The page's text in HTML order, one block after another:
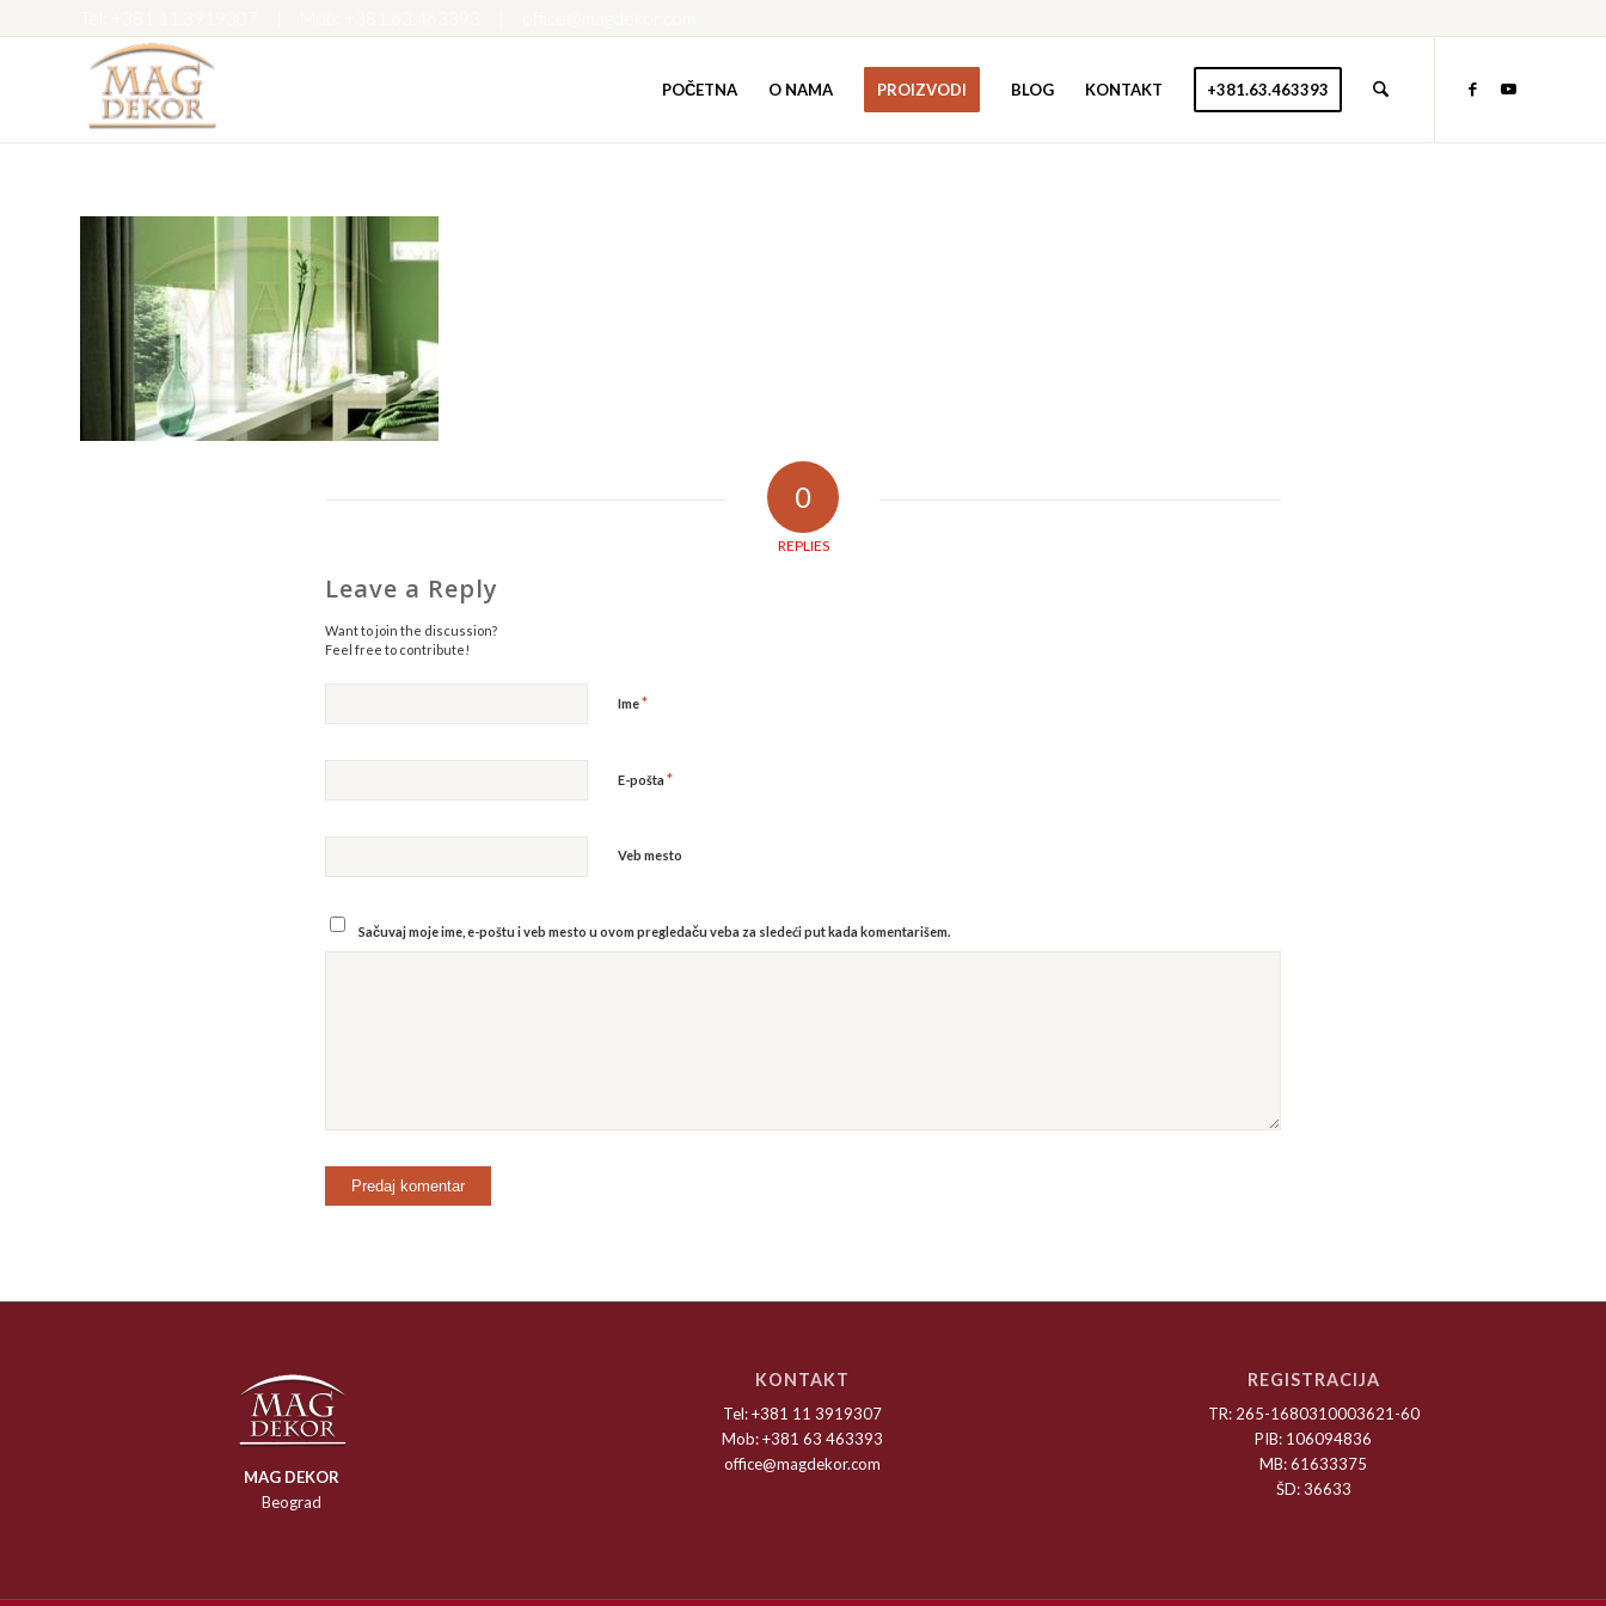
POČETNA O NAMA PROIZVODI BLOG KONTAKT +381.63.463393
0
REPLIES
Leave a Reply
Want to join the discussion?
Feel free to contribute!
Ime*
E-pošta *
Veb mesto
Sačuvaj moje ime, e-poštu i veb mesto u ovom pregledaču veba za sledeći put kada komentarišem.
MAG DEKOR
Beograd
KONTAKT
Tel: +381 11 3919307
Mob: +381 63 463393
office@magdekor.com
REGISTRACIJA
TR: 265-1680310003621-60
PIB: 106094836
MB: 61633375
ŠD: 36633